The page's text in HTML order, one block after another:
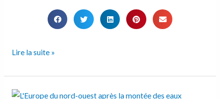
Lire la suite »
L’Europe